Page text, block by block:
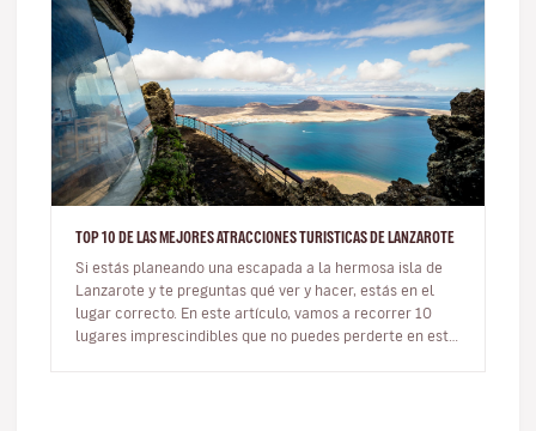
TOP 10 DE LAS MEJORES ATRACCIONES TURISTICAS DE LANZAROTE
Si estás planeando una escapada a la hermosa isla de
Lanzarote y te preguntas qué ver y hacer, estás en el
lugar correcto. En este artículo, vamos a recorrer 10
lugares imprescindibles que no puedes perderte en esta